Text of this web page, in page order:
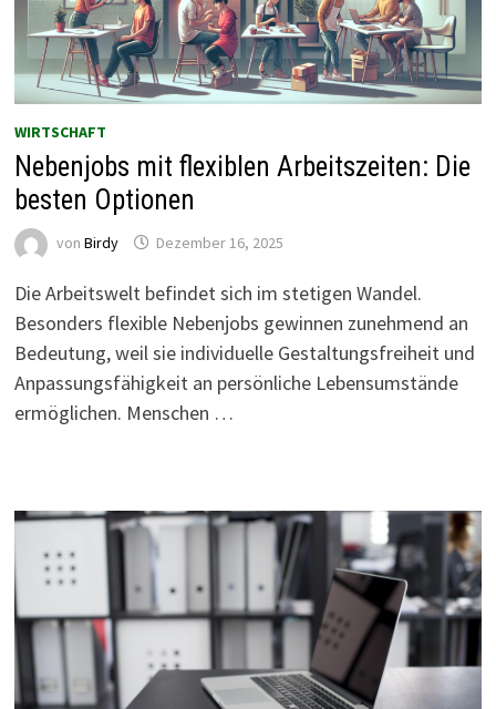
WIRTSCHAFT
Nebenjobs mit flexiblen Arbeitszeiten: Die
besten Optionen
von Birdy Dezember 16, 2025
Die Arbeitswelt befindet sich im stetigen Wandel.
Besonders flexible Nebenjobs gewinnen zunehmend an
Bedeutung, weil sie individuelle Gestaltungsfreiheit und
Anpassungsfähigkeit an persönliche Lebensumstände
ermöglichen. Menschen …